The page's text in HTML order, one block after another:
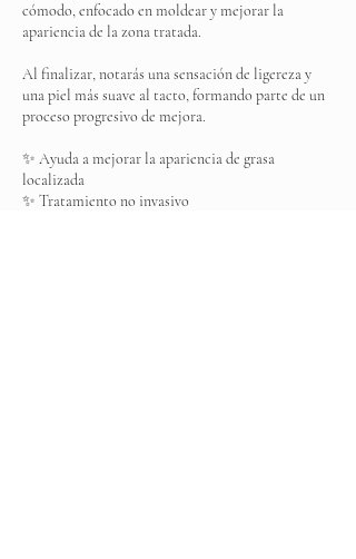
cómodo, enfocado en moldear y mejorar la
apariencia de la zona tratada.
Al finalizar, notarás una sensación de ligereza y
una piel más suave al tacto, formando parte de un
proceso progresivo de mejora.
✨ Ayuda a mejorar la apariencia de grasa
localizada
✨ Tratamiento no invasivo